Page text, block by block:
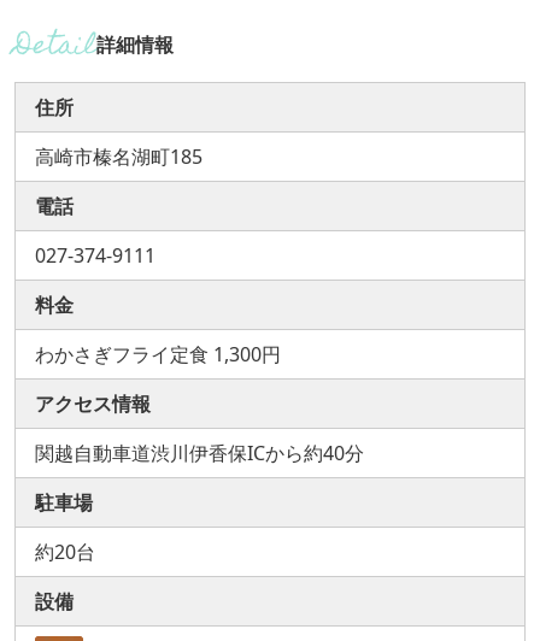
詳細情報
住所
高崎市榛名湖町185
電話
027-374-9111
料金
わかさぎフライ定食 1,300円
アクセス情報
関越自動車道渋川伊香保ICから約40分
駐車場
約20台
設備